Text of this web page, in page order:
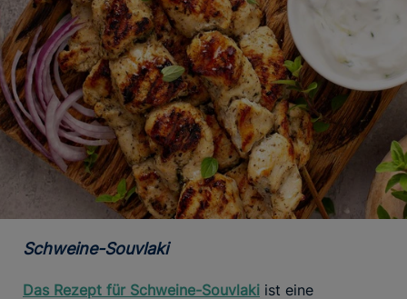
Schweine-Souvlaki
Das Rezept für Schweine-Souvlaki ist eine